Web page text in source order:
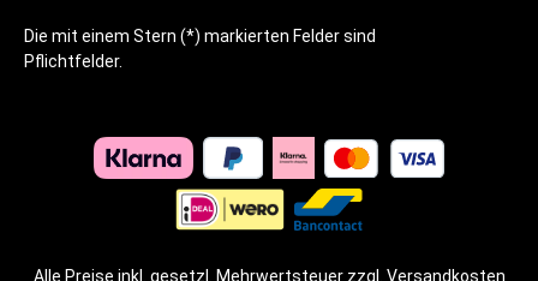
Die mit einem Stern (*) markierten Felder sind
Pflichtfelder.
Alle Preise inkl. gesetzl. Mehrwertsteuer zzgl. Versandkosten